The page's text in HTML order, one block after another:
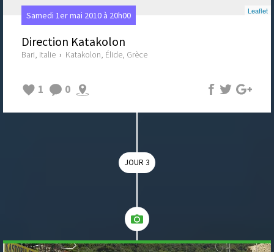
Leaflet
Samedi 1er mai 2010 à 20h00
Direction Katakolon
Bari, Italie › Katakolon, Élide, Grèce
1 0
JOUR 3